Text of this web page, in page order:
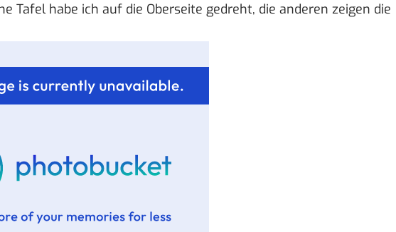
Tafel habe ich auf die Oberseite gedreht, die anderen zeigen die